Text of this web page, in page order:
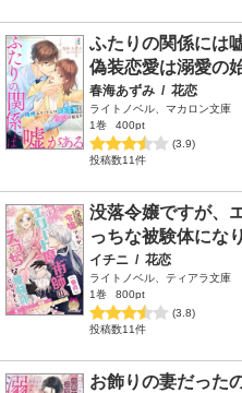
ふたりの関係には
偽装恋愛は溺愛の
春海あずみ / 花恋
ライトノベル、マカロン文庫
1巻
400pt
(3.9)
投稿数11件
没落令嬢ですが、
っちな被験体にな
イチニ / 花恋
ライトノベル、ティアラ文庫
1巻
800pt
(3.8)
投稿数11件
お飾りの妻だった